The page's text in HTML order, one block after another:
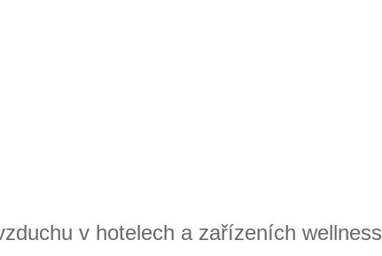
v hotelech a zařízeních wellness